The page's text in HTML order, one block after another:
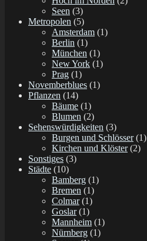
Seen (3)
Metropolen (5)
Amsterdam (1)
Berlin (1)
München (1)
New York (1)
Prag (1)
Novemberblues (1)
Pflanzen (14)
Bäume (1)
Blumen (2)
Sehenswürdigkeiten (3)
Burgen und Schlösser(1)
Kirchen und Klöster(2)
Sonstiges (3)
Städte (10)
Bamberg (1)
Bremen (1)
Colmar(1)
Goslar(1)
Mannheim (1)
Nürnberg (1)